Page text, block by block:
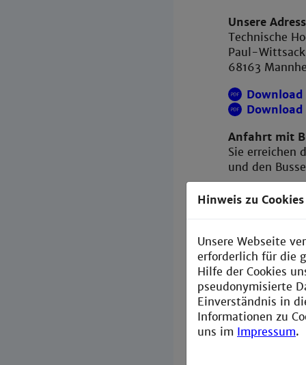
Unsere
Technische
Paul-
68163
Download
Download
Anfahrt mit
Sie erreichen
und den
Anfahrt mit
Am Neckauer
Hochschule
Hochschule
Hinweis zu Cookies
Unsere Webseite
erforderlich für die
Hilfe der Cookies
pseudonymisierte
Einverständnis in
Informationen zu
uns im Impressum.